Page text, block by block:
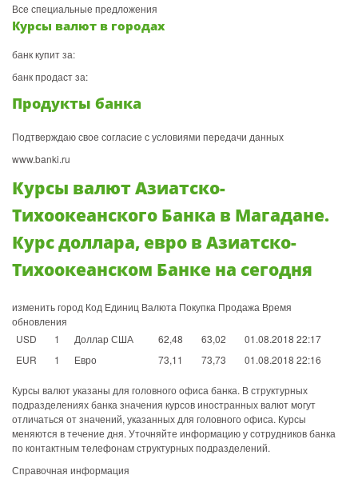
Все специальные предложения
Курсы валют в городах
банк купит за:
банк продаст за:
Продукты банка
Подтверждаю свое согласие с условиями передачи данных
www.banki.ru
Курсы валют Азиатско-
Тихоокеанского Банка в Магадане.
Курс доллара, евро в Азиатско-
Тихоокеанском Банке на сегодня
изменить город Код Единиц Валюта Покупка Продажа Время
обновления
USD
1 Доллар США 62,48 63,02
01.08.2018 22:17
EUR
1 Евро 73,11 73,73 01.08.2018 22:16
Курсы валют указаны для головного офиса банка. В структурных
подразделениях банка значения курсов иностранных валют могут
отличаться от значений, указанных для головного офиса. Курсы
меняются в течение дня. Уточняйте информацию у сотрудников банка
по контактным телефонам структурных подразделений.
Справочная информация